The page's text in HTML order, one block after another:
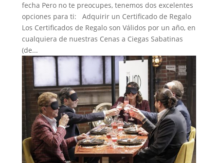
fecha Pero no te preocupes, tenemos dos excelentes
opciones para ti: Adquirir un Certificado de Regalo
Los Certificados de Regalo son Válidos por un año, en
cualquiera de nuestras Cenas a Ciegas Sabatinas
(de...